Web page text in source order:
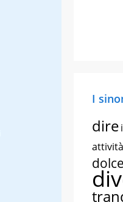
I
dire
attività
dolce